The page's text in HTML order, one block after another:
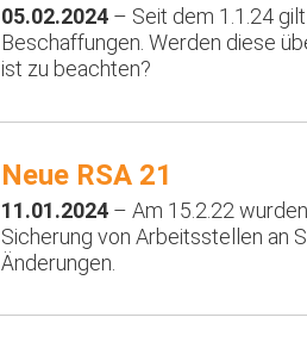
05.02.2024 – Seit dem 1.1.24
Beschaffungen. Werden diese
ist zu beachten?
Neue RSA 21
11.01.2024 – Am 15.2.22
Sicherung von Arbeitsstellen an
Änderungen.